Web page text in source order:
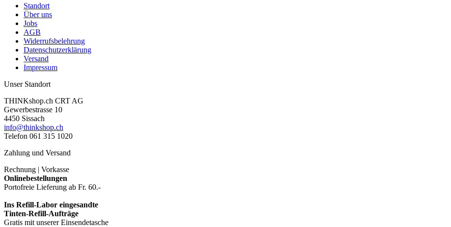
Standort
Über uns
Jobs
AGB
Widerrufsbelehrung
Datenschutzerklärung
Versand
Impressum
Unser Standort
THINKshop.ch CRT AG
Gewerbestrasse 10
4450 Sissach
info@thinkshop.ch
Telefon 061 315 1020
Zahlung und Versand
Rechnung | Vorkasse
Onlinebestellungen
Portofreie Lieferung ab Fr. 60.-
Ins Refill-Labor eingesandte
Tinten-Refill-Aufträge
Gratis mit unserer Einsendetasche